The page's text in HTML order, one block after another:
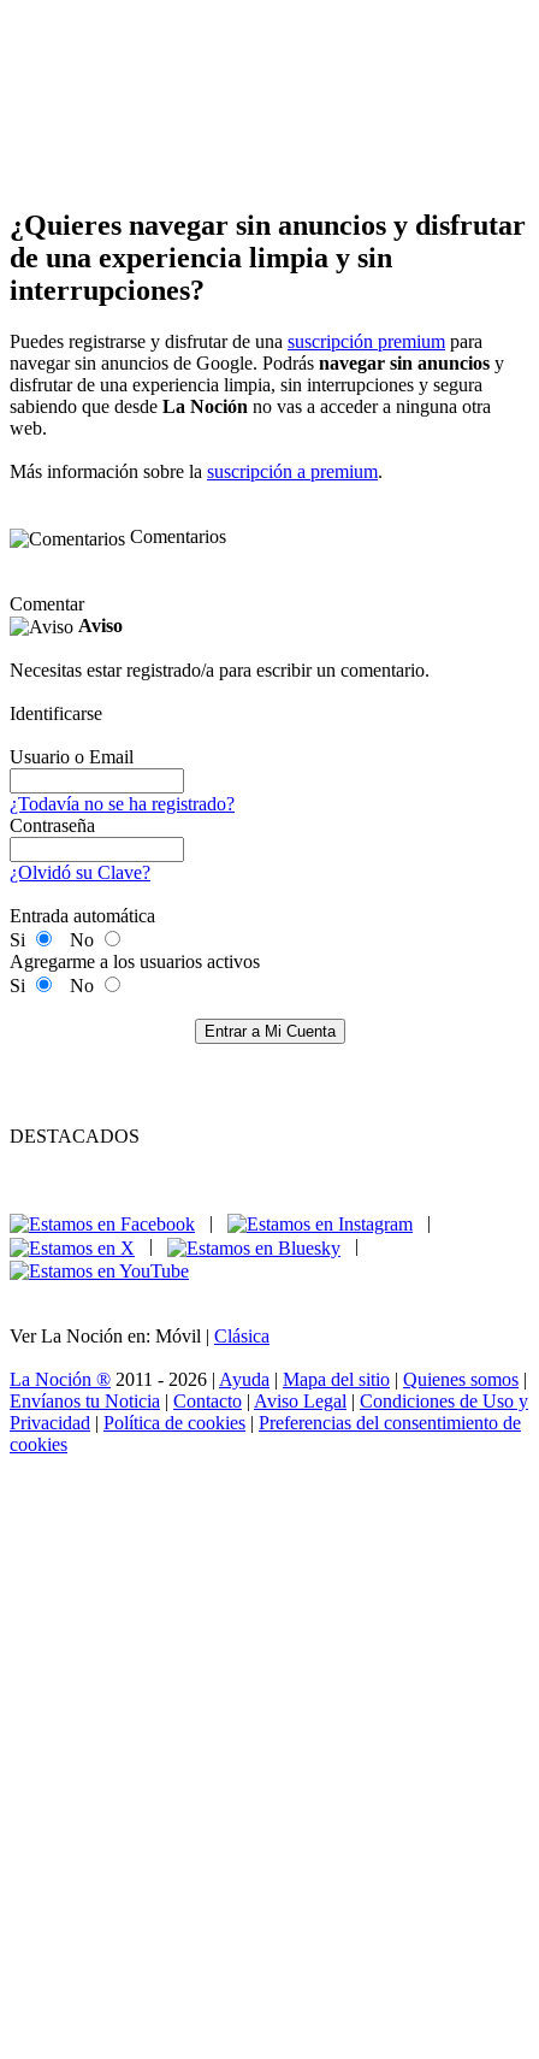
¿Quieres navegar sin anuncios y disfrutar
de una experiencia limpia y sin
interrupciones?
Puedes registrarse y disfrutar de una suscripción premium para
navegar sin anuncios de Google. Podrás navegar sin anuncios y
disfrutar de una experiencia limpia, sin interrupciones y segura
sabiendo que desde La Noción no vas a acceder a ninguna otra
web.
Más información sobre la suscripción a premium.
Comentarios
Comentar
Aviso
Necesitas estar registrado/a para escribir un comentario.
Identificarse
Usuario o Email
¿Todavía no se ha registrado?
Contraseña
¿Olvidó su Clave?
Entrada automática
Si
No
Agregarme a los usuarios activos
Si
No
Entrar a Mi Cuenta
DESTACADOS
|
|
|
|
Ver La Noción en: Móvil | Clásica
La Noción ® 2011 - 2026 | Ayuda | Mapa del sitio | Quienes somos |
Envíanos tu Noticia | Contacto | Aviso Legal | Condiciones de Uso y
Privacidad | Política de cookies | Preferencias del consentimiento de
cookies